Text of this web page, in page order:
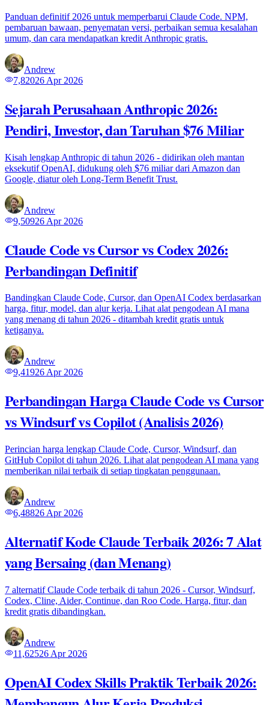
Panduan definitif 2026 untuk memperbarui Claude Code. NPM,
pembaruan bawaan, penyematan versi, perbaikan semua kesalahan
umum, dan cara mendapatkan kredit Anthropic gratis.
Andrew
7,82026 Apr 2026
Sejarah Perusahaan Anthropic 2026:
Pendiri, Investor, dan Taruhan $76 Miliar
Kisah lengkap Anthropic di tahun 2026 - didirikan oleh mantan
eksekutif OpenAI, didukung oleh $76 miliar dari Amazon dan
Google, diatur oleh Long-Term Benefit Trust.
Andrew
9,50926 Apr 2026
Claude Code vs Cursor vs Codex 2026:
Perbandingan Definitif
Bandingkan Claude Code, Cursor, dan OpenAI Codex berdasarkan
harga, fitur, model, dan alur kerja. Lihat alat pengodean AI mana
yang menang di tahun 2026 - ditambah kredit gratis untuk
ketiganya.
Andrew
9,41926 Apr 2026
Perbandingan Harga Claude Code vs Cursor
vs Windsurf vs Copilot (Analisis 2026)
Perincian harga lengkap Claude Code, Cursor, Windsurf, dan
GitHub Copilot di tahun 2026. Lihat alat pengodean AI mana yang
memberikan nilai terbaik di setiap tingkatan penggunaan.
Andrew
6,48826 Apr 2026
Alternatif Kode Claude Terbaik 2026: 7 Alat
yang Bersaing (dan Menang)
7 alternatif Claude Code terbaik di tahun 2026 - Cursor, Windsurf,
Codex, Cline, Aider, Continue, dan Roo Code. Harga, fitur, dan
kredit gratis dibandingkan.
Andrew
11,62526 Apr 2026
OpenAI Codex Skills Praktik Terbaik 2026: